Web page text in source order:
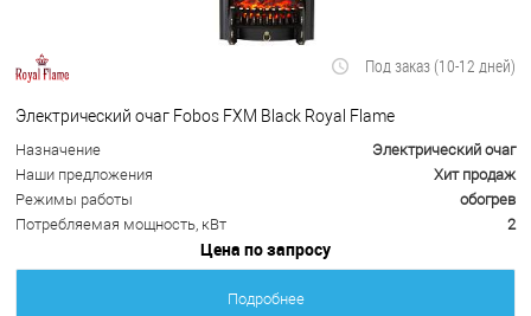
Под заказ (10-12 дней)
Электрический очаг Fobos FXM Black Royal Flame
Назначение
Электрический очаг
Наши предложения
Хит продаж
Режимы работы
обогрев
Потребляемая мощность, кВт
2
Цена по запросу
Подробнее